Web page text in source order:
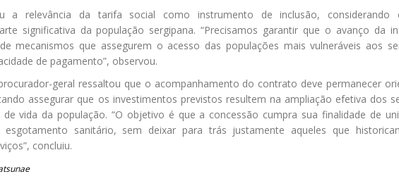
a relevância da tarifa social como instrumento de inclusão, considerando
significativa da população sergipana. “Precisamos garantir que o avanço da
mecanismos que assegurem o acesso das populações mais vulneráveis aos
de pagamento”, observou.
geral ressaltou que o acompanhamento do contrato deve permanecer
assegurar que os investimentos previstos resultem na ampliação efetiva dos
vida da população. “O objetivo é que a concessão cumpra sua finalidade de
sanitário, sem deixar para trás justamente aqueles que
concluiu.